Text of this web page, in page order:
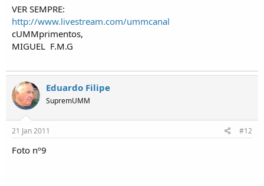
VER SEMPRE:
http://www.livestream.com/ummcanal
cUMMprimentos,
MIGUEL F.M.G
Eduardo Filipe
SupremUMM
21 Jan 2011 #12
Foto nº9